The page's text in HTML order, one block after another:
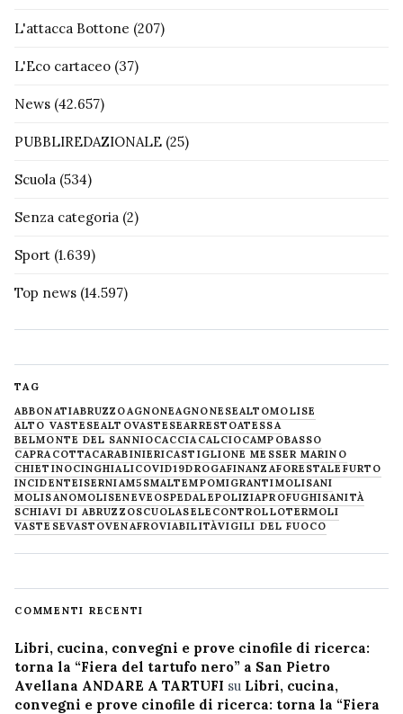
L'attacca Bottone (207)
L'Eco cartaceo (37)
News (42.657)
PUBBLIREDAZIONALE (25)
Scuola (534)
Senza categoria (2)
Sport (1.639)
Top news (14.597)
TAG
ABBONATIABRUZZOAGNONEAGNONESEALTOMOLISE
ALTO VASTESEALTOVASTESEARRESTOATESSA
BELMONTE DEL SANNIOCACCIACALCIOCAMPOBASSO
CAPRACOTTACARABINIERICASTIGLIONE MESSER MARINO
CHIETINOCINGHIALICOVID19DROGAFINANZAFORESTALE FURTO
INCIDENTEISERNIAM5SMALTEMPOMIGRANTIMOLISANI
MOLISANOMOLISENEVE OSPEDALEPOLIZIAPROFUGHISANITÀ
SCHIAVI DI ABRUZZOSCUOLASELECONTROLLOTERMOLI
VASTESEVASTOVENAFROVIABILITÀVIGILI DEL FUOCO
COMMENTI RECENTI
Libri, cucina, convegni e prove cinofile di ricerca:
torna la “Fiera del tartufo nero” a San Pietro
Avellana ANDARE A TARTUFI su Libri, cucina,
convegni e prove cinofile di ricerca: torna la “Fiera